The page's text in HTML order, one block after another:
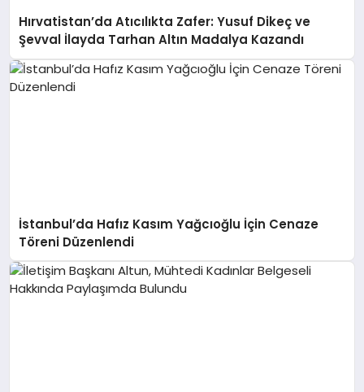
Hırvatistan’da Atıcılıkta Zafer: Yusuf Dikeç ve
Şevval İlayda Tarhan Altın Madalya Kazandı
İstanbul’da Hafız Kasım Yağcıoğlu İçin Cenaze
Töreni Düzenlendi